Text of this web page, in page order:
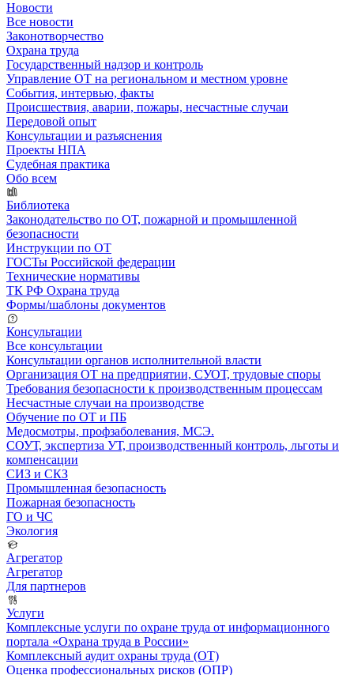
Новости
Все новости
Законотворчество
Охрана труда
Государственный надзор и контроль
Управление ОТ на региональном и местном уровне
События, интервью, факты
Происшествия, аварии, пожары, несчастные случаи
Передовой опыт
Консультации и разъяснения
Проекты НПА
Судебная практика
Обо всем
Библиотека
Законодательство по ОТ, пожарной и промышленной
безопасности
Инструкции по ОТ
ГОСТы Российской федерации
Технические нормативы
ТК РФ Охрана труда
Формы/шаблоны документов
Консультации
Все консультации
Консультации органов исполнительной власти
Организация ОТ на предприятии, СУОТ, трудовые споры
Требования безопасности к производственным процессам
Несчастные случаи на производстве
Обучение по ОТ и ПБ
Медосмотры, профзаболевания, МСЭ.
СОУТ, экспертиза УТ, производственный контроль, льготы и
компенсации
СИЗ и СКЗ
Промышленная безопасность
Пожарная безопасность
ГО и ЧС
Экология
Агрегатор
Агрегатор
Для партнеров
Услуги
Комплексные услуги по охране труда от информационного
портала «Охрана труда в России»
Комплексный аудит охраны труда (ОТ)
Оценка профессиональных рисков (ОПР)